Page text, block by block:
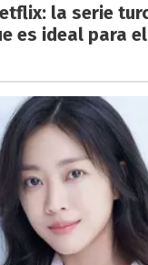
la serie
es ideal para